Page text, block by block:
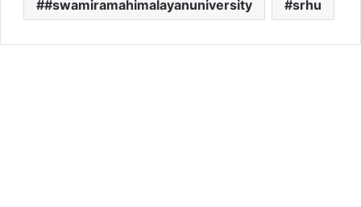
#swamiramahimalayanuniversity srhu